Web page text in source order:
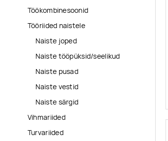
Töökombinesoonid
Tööriided naistele
Naiste joped
Naiste tööpüksid/seelikud
Naiste pusad
Naiste vestid
Naiste särgid
Vihmariided
Turvariided